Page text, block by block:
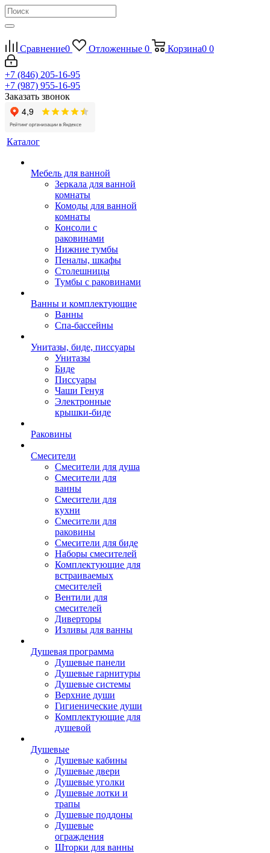
Сравнение0 Отложенные 0 Корзина0 0
+7 (846) 205-16-95
+7 (987) 955-16-95
Заказать звонок
Каталог
Мебель для ванной
Зеркала для ванной
комнаты
Комоды для ванной
комнаты
Консоли с
раковинами
Нижние тумбы
Пеналы, шкафы
Столешницы
Тумбы с раковинами
Ванны и комплектующие
Ванны
Спа-бассейны
Унитазы, биде, писсуары
Унитазы
Биде
Писсуары
Чаши Генуя
Электронные
крышки-биде
Раковины
Смесители
Смесители для душа
Смесители для
ванны
Смесители для
кухни
Смесители для
раковины
Смесители для биде
Наборы смесителей
Комплектующие для
встраиваемых
смесителей
Вентили для
смесителей
Диверторы
Изливы для ванны
Душевая программа
Душевые панели
Душевые гарнитуры
Душевые системы
Верхние души
Гигиенические души
Комплектующие для
душевой
Душевые
Душевые кабины
Душевые двери
Душевые уголки
Душевые лотки и
трапы
Душевые поддоны
Душевые
ограждения
Шторки для ванны